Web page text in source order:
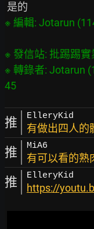
※ 發信站: 批踢踢
※ 轉錄者: Jotarun
推 ElleryKid
有做出四人的
推 MiA6
有可以看的熟
推 ElleryKid
https://